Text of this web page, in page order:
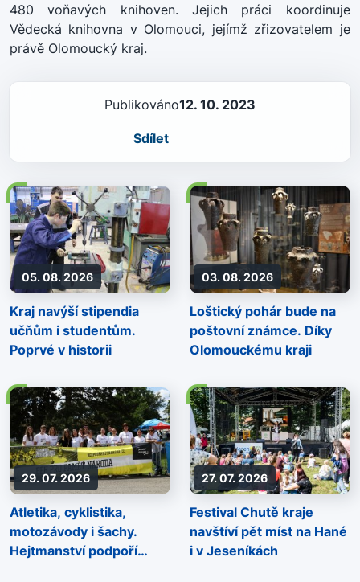
480 voňavých knihoven. Jejich práci koordinuje
Vědecká knihovna v Olomouci, jejímž zřizovatelem je
právě Olomoucký kraj.
Publikováno12. 10. 2023
Sdílet
05. 08. 2026
Kraj navýší stipendia
učňům i studentům.
Poprvé v historii
03. 08. 2026
Loštický pohár bude na
poštovní známce. Díky
Olomouckému kraji
29. 07. 2026
Atletika, cyklistika,
motozávody i šachy.
Hejtmanství podpoří
27. 07. 2026
Festival Chutě kraje
navštíví pět míst na Hané
i v Jeseníkách